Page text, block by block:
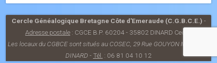
Cercle Généalogique Bretagne Côte d'Emeraude (C.G.B.C.E.) -
Adresse postale : CGCE B.P. 60204 - 35802 DINARD Cedex
Les locaux du CGBCE sont situés au COSEC, 29 Rue GOUYON Matignon -
DINARD - Tél. : 06 81 04 10 12